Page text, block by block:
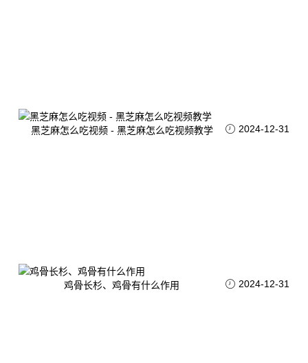
黑芝麻怎么吃视频 - 黑芝麻怎么吃视频教学 2024-12-31
鸡骨长杉、鸡骨有什么作用 2024-12-31